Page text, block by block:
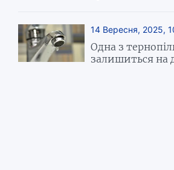
14 Вересня, 2025,
Одна з
залишиться на